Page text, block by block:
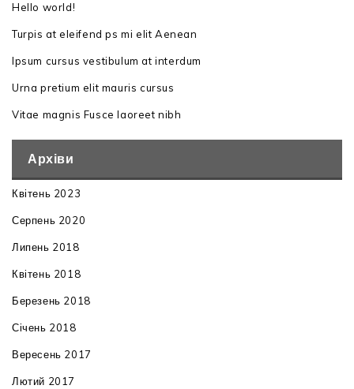
Hello world!
Turpis at eleifend ps mi elit Aenean
Ipsum cursus vestibulum at interdum
Urna pretium elit mauris cursus
Vitae magnis Fusce laoreet nibh
Архіви
Квітень 2023
Серпень 2020
Липень 2018
Квітень 2018
Березень 2018
Січень 2018
Вересень 2017
Лютий 2017